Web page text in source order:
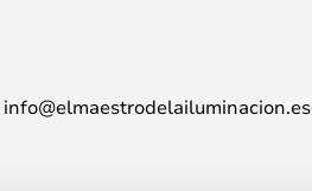
info@elmaestrodelailuminacion.es